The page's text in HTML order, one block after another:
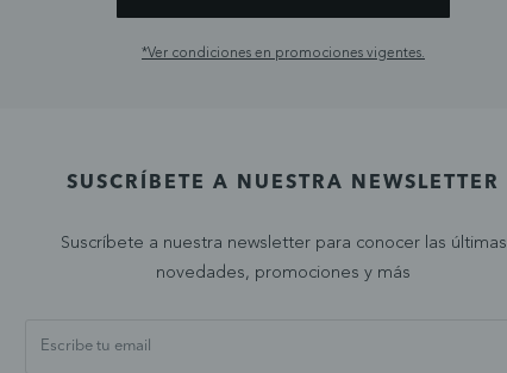
*Ver condiciones en promociones vigentes.
SUSCRÍBETE A NUESTRA NEWSLETTER
Suscríbete a nuestra newsletter para conocer las últimas
novedades, promociones y más